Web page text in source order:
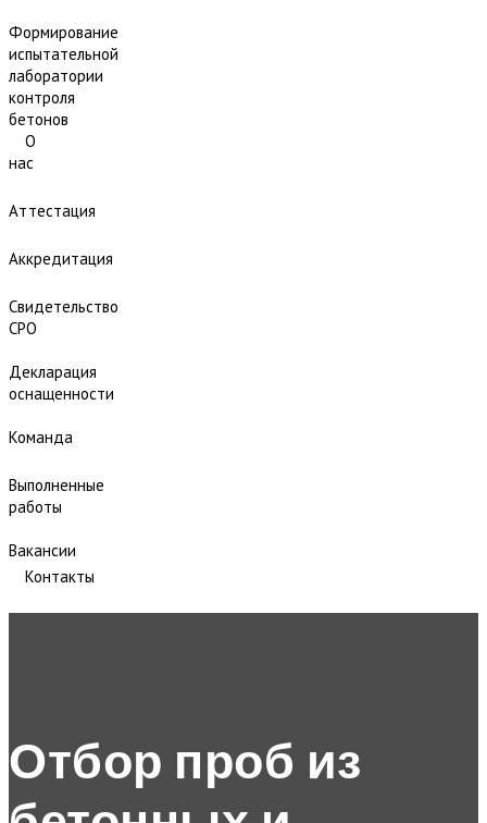
Формирование
испытательной
лаборатории
контроля
бетонов
О
нас
Аттестация
Аккредитация
Свидетельство
СРО
Декларация
оснащенности
Команда
Выполненные
работы
Вакансии
Контакты
Отбор проб из